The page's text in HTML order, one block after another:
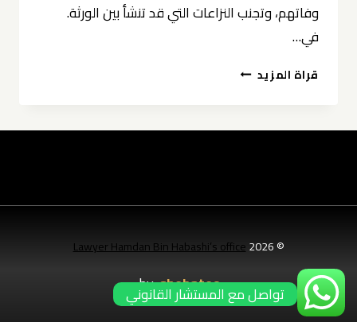
وفاتهم، وتجنب النزاعات التي قد تنشأ بين الورثة.
في…
قراة المزيد أهمية
الوصايا
© 2026
Lawyer Hamdan Bin Habashi’s office
by:shebatec
تواصل مع المستشار القانوني